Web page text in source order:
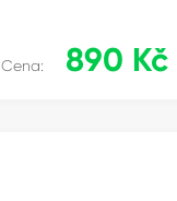
Cena: 890 Kč